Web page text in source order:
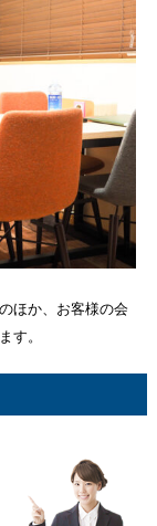
ほか、お客様の会
す。